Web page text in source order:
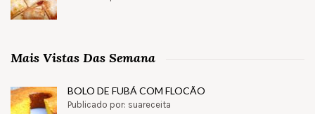
Mais Vistas Das Semana
BOLO DE FUBÁ COM FLOCÃO
Publicado por: suareceita